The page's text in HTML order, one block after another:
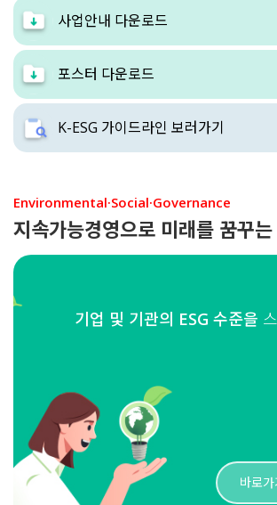
사업안내 다운로드
포스터 다운로드
K-ESG 가이드라인 보러가기
Environmental·Social·Governance
지속가능경영으로 미래를 꿈꾸
기업 및 기관의 ESG 수준을
바로가